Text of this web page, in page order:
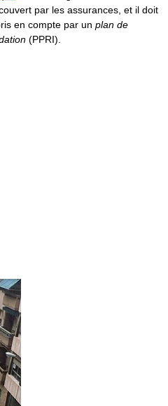
par les assurances, et il doit
en compte par un plan de
(PPRI).